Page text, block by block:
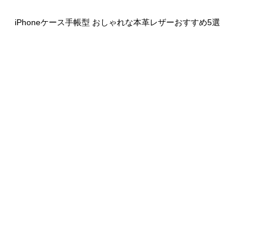
iPhoneケース手帳型 おしゃれな本革レザーおすすめ5選